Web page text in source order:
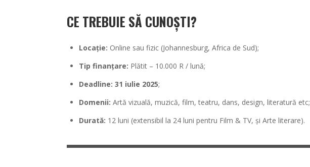
CE TREBUIE SĂ CUNOȘTI?
Locație: Online sau fizic (Johannesburg, Africa de Sud);
Tip finanțare: Plătit – 10.000 R / lună;
Deadline: 31 iulie 2025;
Domenii: Artă vizuală, muzică, film, teatru, dans, design, literatură etc;
Durată: 12 luni (extensibil la 24 luni pentru Film & TV, și Arte literare).